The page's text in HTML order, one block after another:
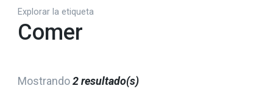
Explorar la etiqueta
Comer
Mostrando2 resultado(s)